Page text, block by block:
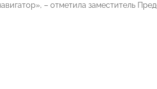
– отметила заместитель